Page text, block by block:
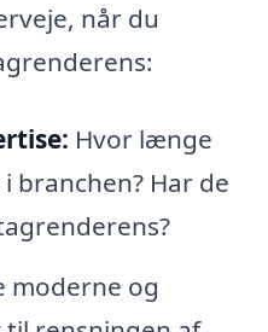
når du
Hvor længe
Har de
moderne og